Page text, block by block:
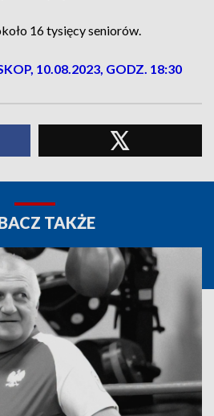
16 tysięcy seniorów.
10.08.2023, GODZ. 18:30
TAKŻE